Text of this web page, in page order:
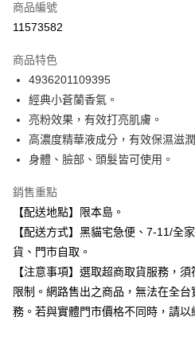
信用卡分期付款
合作金庫商業銀行
華南商業銀行
上海商業儲蓄銀行
國泰世華商業銀行
臺灣中小企業銀行
匯豐（台灣）商業銀行
聯邦商業銀行
元大商業銀行
台新國際商業銀行
台灣樂天信用卡公司
LINE Pay
Apple Pay
街口支付
悠遊付
Google Pay
全盈+PAY
大哥付你分期
相關說明
【大哥付你分期使用說明】
商品編號
11573582
商品特色
4936201109395
經典小蒼蘭香氣。
亮粉效果，有效打亮肌膚。
高濃度精華液成分，有效保濕滋
身體、臉部、頭髮皆可使用。
銷售重點
【配送地點】限本島。
【配送方式】黑貓宅急便、7-11/全
貨、門市自取。
【注意事項】選取超商取貨服務，
限制。網路售出之商品，無法在全
務。若與實體門市價格不同時，請以